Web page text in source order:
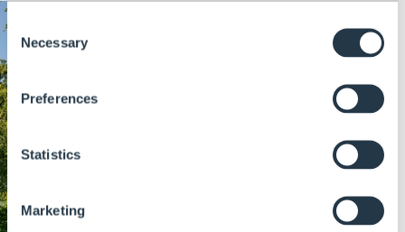
Consent
Selection
Necessary
Preferences
Statistics
Marketing